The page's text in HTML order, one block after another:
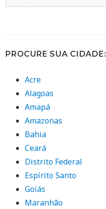
por:
PROCURE SUA CIDADE:
Acre
Alagoas
Amapá
Amazonas
Bahia
Ceará
Distrito Federal
Espírito Santo
Goiás
Maranhão